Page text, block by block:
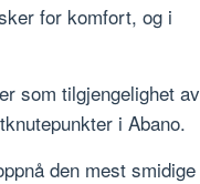
for komfort, og i
som tilgjengelighet av
i Abano.
den mest smidige